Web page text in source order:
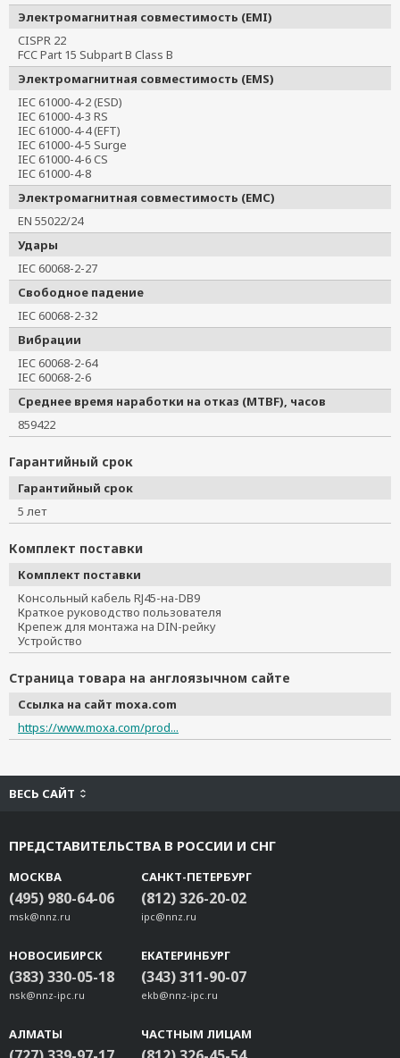
Электромагнитная совместимость (EMI)
CISPR 22
FCC Part 15 Subpart B Class B
Электромагнитная совместимость (EMS)
IEC 61000-4-2 (ESD)
IEC 61000-4-3 RS
IEC 61000-4-4 (EFT)
IEC 61000-4-5 Surge
IEC 61000-4-6 CS
IEC 61000-4-8
Электромагнитная совместимость (EMC)
EN 55022/24
Удары
IEC 60068-2-27
Свободное падение
IEC 60068-2-32
Вибрации
IEC 60068-2-64
IEC 60068-2-6
Среднее время наработки на отказ (MTBF), часов
859422
Гарантийный срок
Гарантийный срок
5 лет
Комплект поставки
Комплект поставки
Консольный кабель RJ45-на-DB9
Краткое руководство пользователя
Крепеж для монтажа на DIN-рейку
Устройство
Страница товара на англоязычном сайте
Ссылка на сайт moxa.com
https://www.moxa.com/prod...
ВЕСЬ САЙТ
ПРЕДСТАВИТЕЛЬСТВА В РОССИИ И СНГ
МОСКВА
(495) 980-64-06
msk@nnz.ru
САНКТ-ПЕТЕРБУРГ
(812) 326-20-02
ipc@nnz.ru
НОВОСИБИРСК
(383) 330-05-18
nsk@nnz-ipc.ru
ЕКАТЕРИНБУРГ
(343) 311-90-07
ekb@nnz-ipc.ru
АЛМАТЫ ЧАСТНЫМ ЛИЦАМ